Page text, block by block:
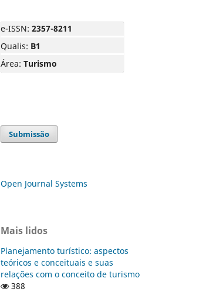
e-ISSN: 2357-8211
Qualis: B1
Área: Turismo
Submissão
Open Journal Systems
Mais lidos
Planejamento turístico: aspectos
teóricos e conceituais e suas
relações com o conceito de turismo
388